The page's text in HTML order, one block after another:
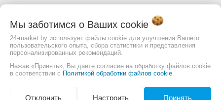
Частота ударов
2 000 ударов/мин
Энергия удара
65 Дж
Функциональные особенности
Регулировка скорости
Нет
Реверс
Нет
Мы заботимся о Ваших cookie
24-market.by использует файлы cookie для улучшения Вашего
пользовательского опыта, сбора статистики и представления
персонализированных рекомендаций.
Нажав «Принять», Вы даете согласие на обработку файлов cookie
в соответствии с Политикой обработки файлов cookie.
Отклонить Настроить Принять